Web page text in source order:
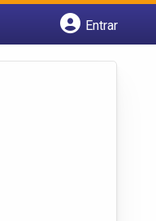
Entrar